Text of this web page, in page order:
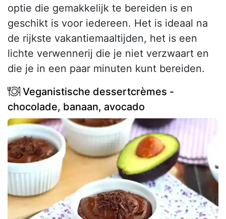
optie die gemakkelijk te bereiden is en
geschikt is voor iedereen. Het is ideaal na
de rijkste vakantiemaaltijden, het is een
lichte verwennerij die je niet verzwaart en
die je in een paar minuten kunt bereiden.
Veganistische dessertcrèmes -
chocolade, banaan, avocado